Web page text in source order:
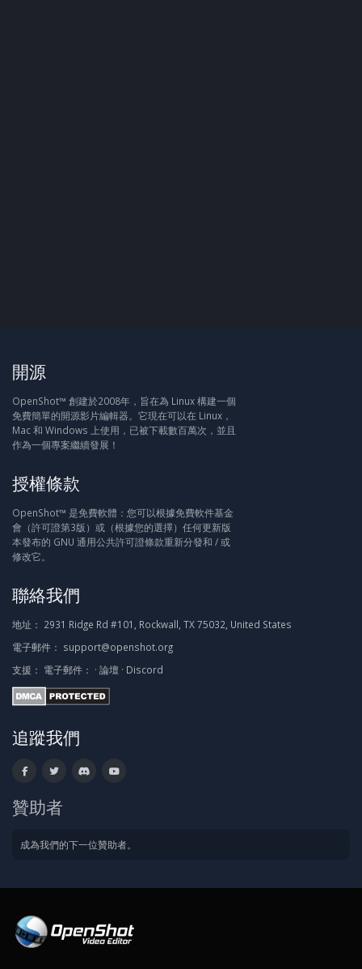
開源
OpenShot™ 創建於2008年，旨在為 Linux 構建一個
免費簡單的開源影片編輯器。它現在可以在 Linux，
Mac 和 Windows 上使用，已被下載數百萬次，並且
作為一個專案繼續發展！
授權條款
OpenShot™ 是免費軟體：您可以根據免費軟件基金
會（許可證第3版）或（根據您的選擇）任何更新版
本發布的 GNU 通用公共許可證條款重新分發和 / 或
修改它。
聯絡我們
地址： 2931 Ridge Rd #101, Rockwall, TX 75032, United States
電子郵件： support@openshot.org
支援： 電子郵件： · 論壇 · Discord
追蹤我們
贊助者
成為我們的下一位贊助者。